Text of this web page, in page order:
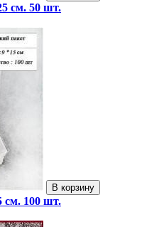
см. 50 шт.
В корзину
см. 100 шт.